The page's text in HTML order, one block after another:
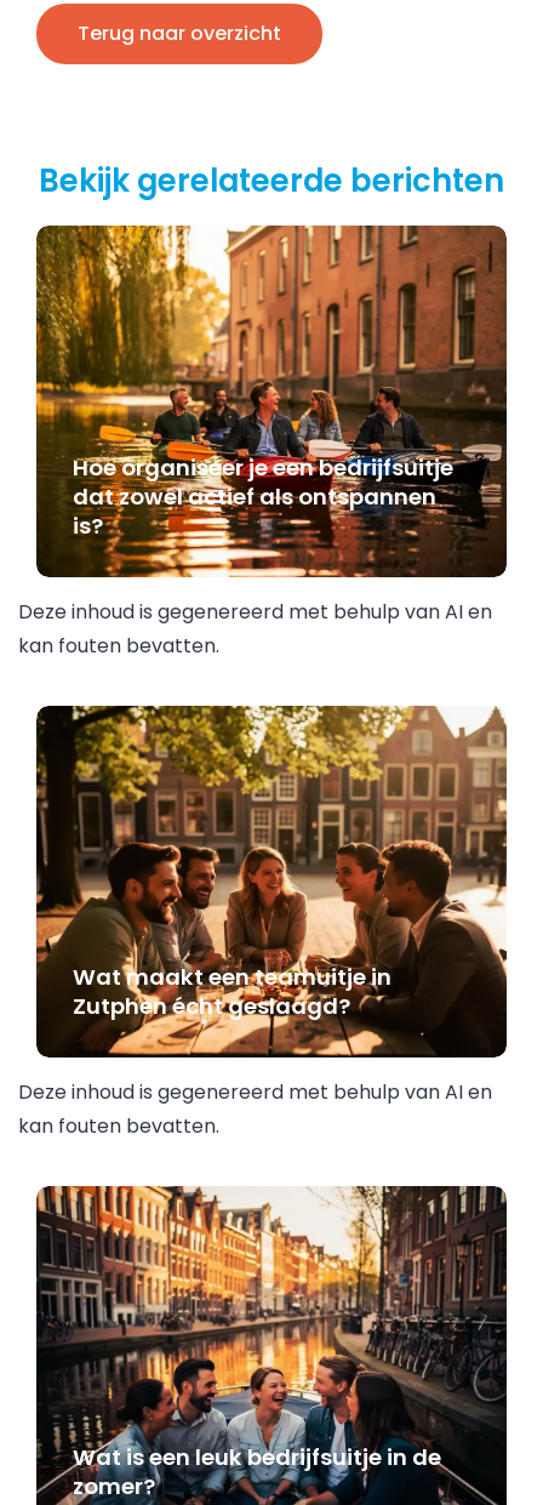
Terug naar overzicht
Bekijk gerelateerde berichten
Hoe organiseer je een bedrijfsuitje
dat zowel actief als ontspannen
is?
Deze inhoud is gegenereerd met behulp van AI en
kan fouten bevatten.
Wat maakt een teamuitje in
Zutphen écht geslaagd?
Deze inhoud is gegenereerd met behulp van AI en
kan fouten bevatten.
Wat is een leuk bedrijfsuitje in de
zomer?